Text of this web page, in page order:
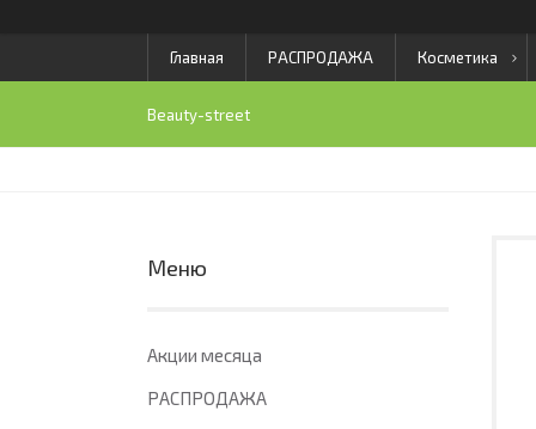
Главная РАСПРОДАЖА Косметика
Beauty-street
Акции месяца
РАСПРОДАЖА